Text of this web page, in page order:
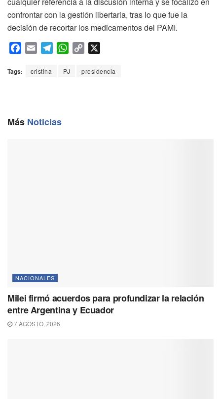
confrontar con la gestión libertaria, tras lo que fue la
decisión de recortar los medicamentos del PAMI.
c
o
a
a
W
a
p
Tags: cristina PJ presidencia
Más Noticias
NACIONALES
Milei firmó acuerdos para profundizar la relación
entre Argentina y Ecuador
7 AGOSTO, 2026